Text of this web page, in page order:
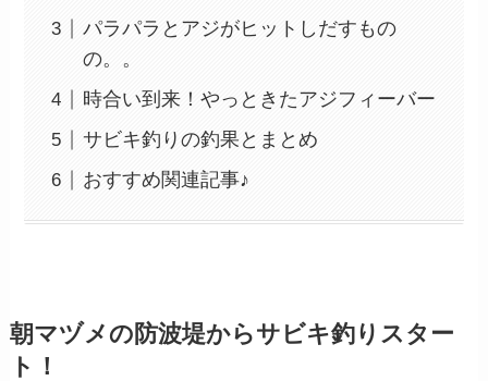
パラパラとアジがヒットしだすもの
の。。
時合い到来！やっときたアジフィーバー
サビキ釣りの釣果とまとめ
おすすめ関連記事♪
朝マヅメの防波堤からサビキ釣りスター
ト！